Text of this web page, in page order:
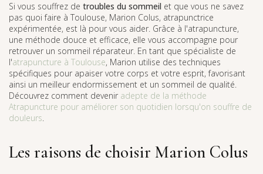
Si vous souffrez de troubles du sommeil et que vous ne savez
pas quoi faire à Toulouse, Marion Colus, atrapunctrice
expérimentée, est là pour vous aider. Grâce à l'atrapuncture,
une méthode douce et efficace, elle vous accompagne pour
retrouver un sommeil réparateur. En tant que spécialiste de
l'atrapuncture à Toulouse, Marion utilise des techniques
spécifiques pour apaiser votre corps et votre esprit, favorisant
ainsi un meilleur endormissement et un sommeil de qualité.
Découvrez comment devenir adepte de la méthode
Atrapuncture pour améliorer son quotidien lorsqu'on souffre de
douleurs.
Les raisons de choisir Marion Colus